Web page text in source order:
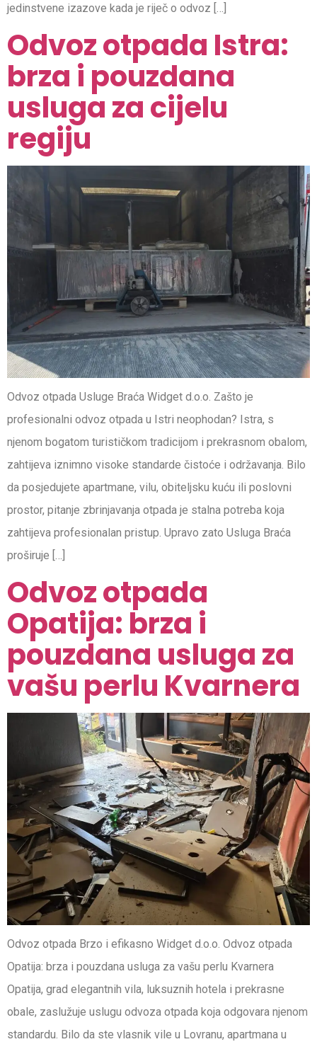
jedinstvene izazove kada je riječ o odvoz […]
Odvoz otpada Istra:
brza i pouzdana
usluga za cijelu
regiju
Odvoz otpada Usluge Braća Widget d.o.o. Zašto je
profesionalni odvoz otpada u Istri neophodan? Istra, s
njenom bogatom turističkom tradicijom i prekrasnom obalom,
zahtijeva iznimno visoke standarde čistoće i održavanja. Bilo
da posjedujete apartmane, vilu, obiteljsku kuću ili poslovni
prostor, pitanje zbrinjavanja otpada je stalna potreba koja
zahtijeva profesionalan pristup. Upravo zato Usluga Braća
proširuje […]
Odvoz otpada
Opatija: brza i
pouzdana usluga za
vašu perlu Kvarnera
Odvoz otpada Brzo i efikasno Widget d.o.o. Odvoz otpada
Opatija: brza i pouzdana usluga za vašu perlu Kvarnera
Opatija, grad elegantnih vila, luksuznih hotela i prekrasne
obale, zaslužuje uslugu odvoza otpada koja odgovara njenom
standardu. Bilo da ste vlasnik vile u Lovranu, apartmana u